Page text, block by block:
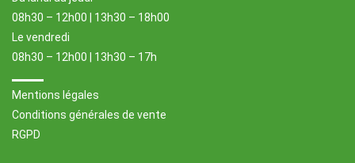
08h30 – 12h00 | 13h30 – 18h00
Le vendredi
08h30 – 12h00 | 13h30 – 17h
Mentions légales
Conditions générales de vente
RGPD